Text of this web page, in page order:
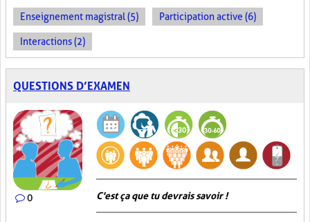
Enseignement magistral (5) Participation active (6)
Interactions (2)
QUESTIONS D’EXAMEN
0 C'est ça que tu devrais savoir !